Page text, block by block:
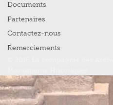
Documents
Partenaires
Contactez-nous
Remerciements